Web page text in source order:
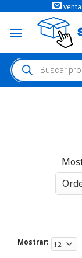
Mostrar: